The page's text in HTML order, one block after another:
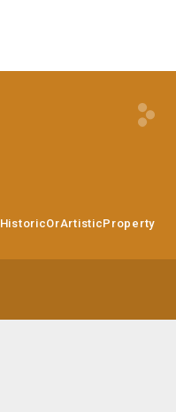
HistoricOrArtisticProperty